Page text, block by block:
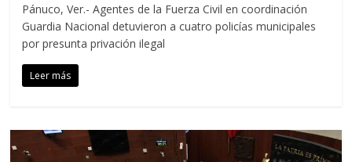
Pánuco, Ver.- Agentes de la Fuerza Civil en coordinación
Guardia Nacional detuvieron a cuatro policías municipales
por presunta privación ilegal
Leer más